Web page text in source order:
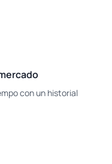
con un historial